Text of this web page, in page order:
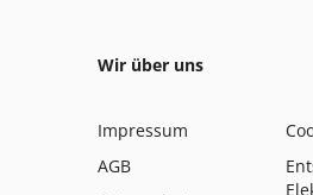
Wir über uns
Impressum
AGB